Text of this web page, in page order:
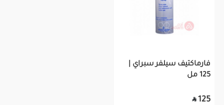
فارماكتيف سيلفر سبراي |
125 مل
125
